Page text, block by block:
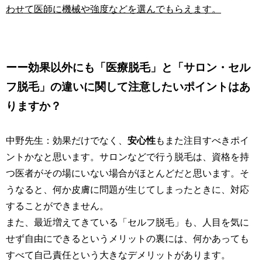
わせて医師に機械や強度などを選んでもらえます。
ーー効果以外にも「医療脱毛」と「サロン・セル
フ脱毛」の違いに関して注意したいポイントはあ
りますか？
中野先生：効果だけでなく、 安心性もまた注目すべきポイ
ントかなと思います。サロンなどで行う脱毛は、資格を持
つ医者がその場にいない場合がほとんどだと思います。そ
うなると、何か皮膚に問題が生じてしまったときに、対応
することができません。
また、最近増えてきている「セルフ脱毛」も、人目を気に
せず自由にできるというメリットの裏には、何かあっても
すべて自己責任という大きなデメリットがあります。